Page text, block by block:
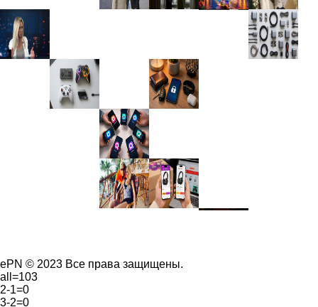
ePN © 2023 Все права защищены.
all=103
2-1=0
3-2=0